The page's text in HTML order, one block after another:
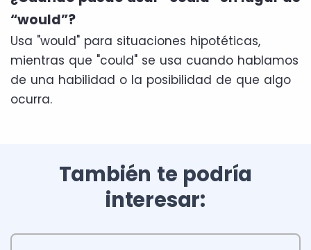
“would”?
Usa "would" para situaciones hipotéticas,
mientras que "could" se usa cuando hablamos
de una habilidad o la posibilidad de que algo
ocurra.
También te podría
interesar: